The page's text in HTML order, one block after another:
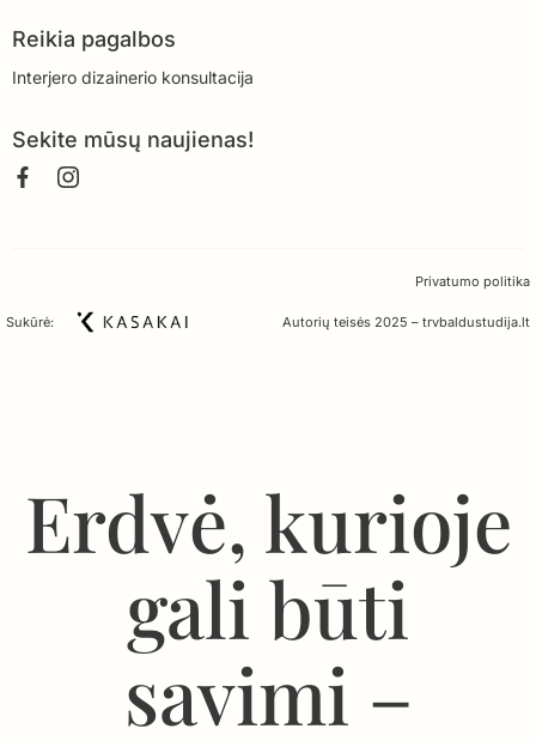
Reikia pagalbos
Interjero dizainerio konsultacija
Sekite mūsų naujienas!
Privatumo politika
Sukūrė: Autorių teisės 2025 – trvbaldustudija.lt
Erdvė, kurioje
gali būti
savimi –